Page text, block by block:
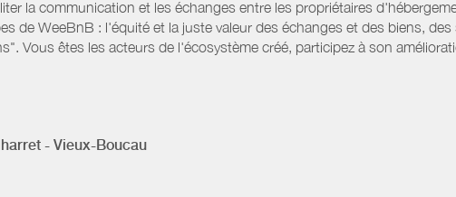
la communication et les échanges entre les propriétaires
de WeeBnB : l'équité et la juste valeur des échanges et des biens,
Vous êtes les acteurs de l'écosystème créé, participez à son
- Vieux-Boucau